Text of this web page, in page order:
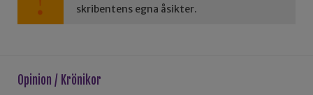
skribentens egna åsikter.
Opinion / Krönikor